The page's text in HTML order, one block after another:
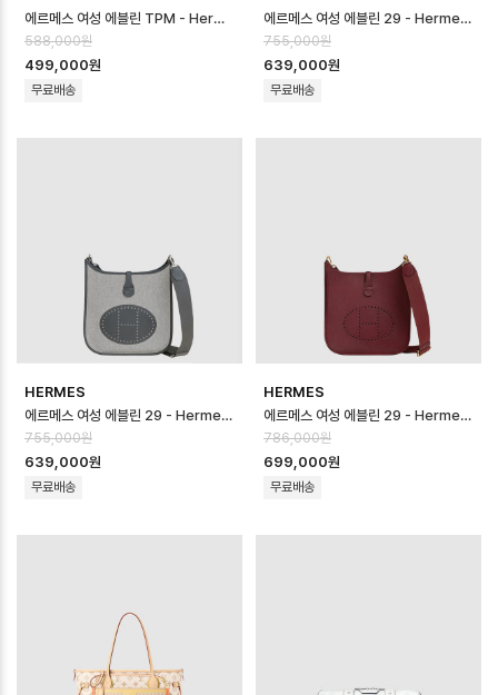
에르메스 여성 에블린 TPM - Hermes Womens Evelyn TPM - heb17…
588,000원
499,000원
무료배송
에르메스 여성 에블린 29 - Hermes Womens Evelyn 29 - heb1701…
755,000원
639,000원
무료배송
HERMES
에르메스 여성 에블린 29 - Hermes Womens Evelyn 29 - heb1701…
755,000원
639,000원
무료배송
HERMES
에르메스 여성 에블린 29 - Hermes Womens Evelyn 29 - heb1701…
786,000원
699,000원
무료배송